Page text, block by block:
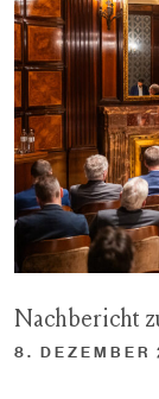
Nachbericht
8. DEZEMBER